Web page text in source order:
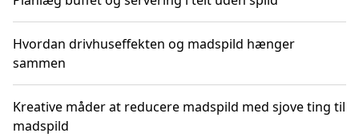
Hvordan drivhuseffekten og madspild hænger
sammen
Kreative måder at reducere madspild med sjove ting til
madspild